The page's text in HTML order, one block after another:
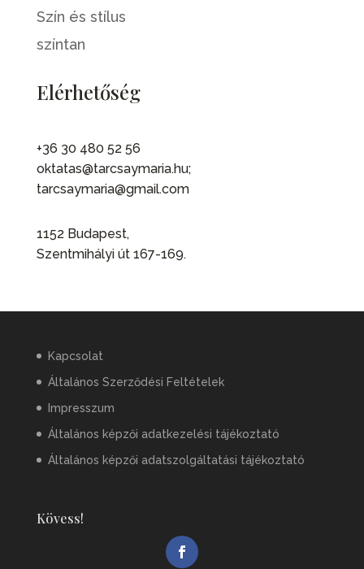
Szín és stílus
színtan
Elérhetőség
+36 30 480 52 56
oktatas@tarcsaymaria.hu;
tarcsaymaria@gmail.com
1152 Budapest,
Szentmihályi út 167-169.
Kapcsolat
Általános Szerződési Feltételek
Impresszum
Általános képzői adatkezelési tájékoztató
Általános képzői adatszolgáltatási tájékoztató
Kövess!